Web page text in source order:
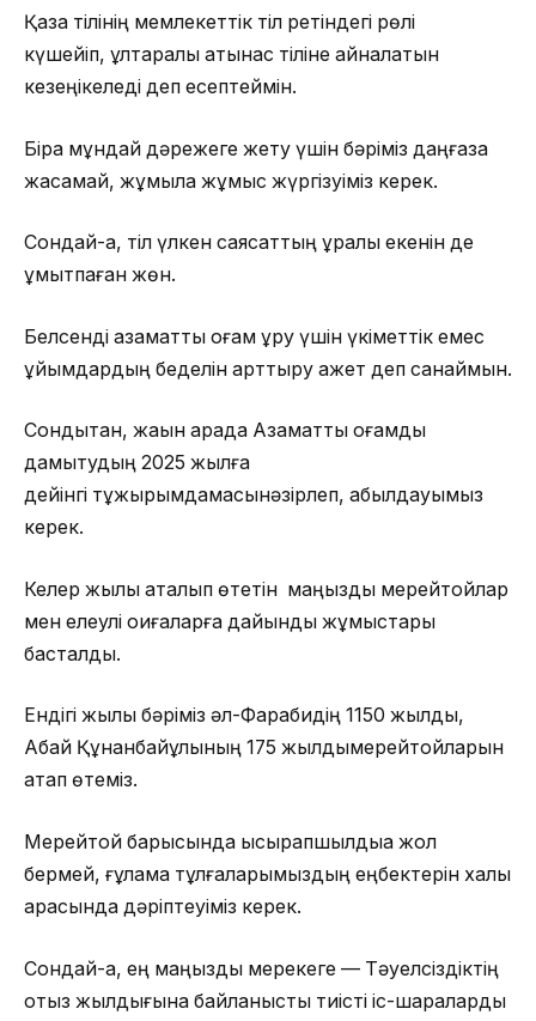
Қазақ тілінің мемлекеттік тіл ретіндегі рөлі
күшейіп, ұлтаралық қатынас тіліне айналатын
кезеңікеледі деп есептеймін.
Бірақ мұндай дәрежеге жету үшін бәріміз даңғаза
жасамай, жұмыла жұмыс жүргізуіміз керек.
Сондай-ақ, тіл үлкен саясаттың құралы екенін де
ұмытпаған жөн.
Белсенді азаматтық қоғам құру үшін үкіметтік емес
ұйымдардың беделін арттыру қажет деп санаймын.
Сондықтан, жақын арада Азаматтық қоғамды
дамытудың 2025 жылға
дейінгі тұжырымдамасынәзірлеп, қабылдауымыз
керек.
Келер жылы аталып өтетін маңызды мерейтойлар
мен елеулі оқиғаларға дайындық жұмыстары
басталды.
Ендігі жылы бәріміз әл-Фарабидің 1150 жылдық,
Абай Құнанбайұлының 175 жылдықмерейтойларын
атап өтеміз.
Мерейтой барысында ысырапшылдыққа жол
бермей, ғұлама тұлғаларымыздың еңбектерін халық
арасында дәріптеуіміз керек.
Сондай-ақ, ең маңызды мерекеге — Тәуелсіздіктің
отыз жылдығына байланысты тиісті іс-шараларды